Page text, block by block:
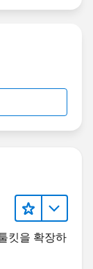
&&
:
=
킷을 확장하